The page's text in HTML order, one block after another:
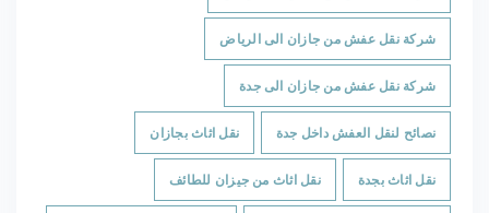
شركة نقل عفش من جازان الى الرياض
شركة نقل عفش من جازان الى جدة
نصائح لنقل العفش داخل جدة نقل اثاث بجازان
نقل اثاث بجدة نقل اثاث من جيزان للطائف